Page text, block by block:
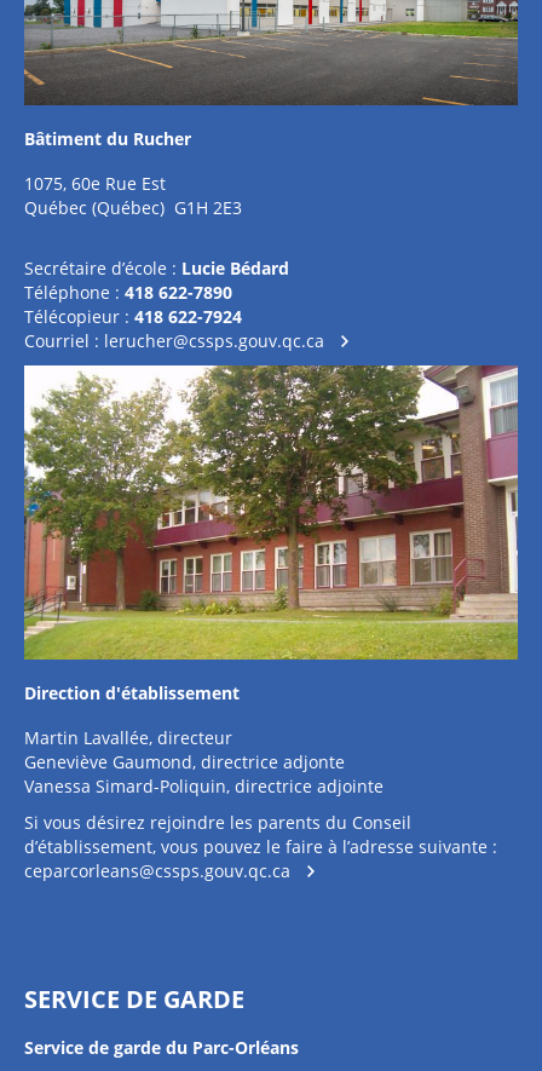
Bâtiment du Rucher
1075, 60e Rue Est
Québec (Québec) G1H 2E3
Secrétaire d’école : Lucie Bédard
Téléphone : 418 622-7890
Télécopieur : 418 622-7924
Courriel : lerucher@cssps.gouv.qc.ca
Direction d'établissement
Martin Lavallée, directeur
Geneviève Gaumond, directrice adjonte
Vanessa Simard-Poliquin, directrice adjointe
Si vous désirez rejoindre les parents du Conseil
d’établissement, vous pouvez le faire à l’adresse suivante :
ceparcorleans@cssps.gouv.qc.ca
SERVICE DE GARDE
Service de garde du Parc-Orléans